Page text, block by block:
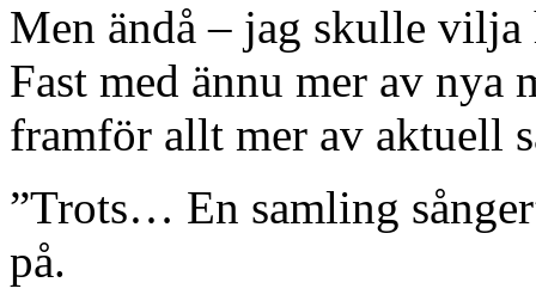
Men ändå – jag skulle vilja
Fast med ännu mer av
framför allt mer av aktuell
”Trots… En samling
på.